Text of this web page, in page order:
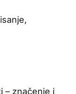
– značenje i